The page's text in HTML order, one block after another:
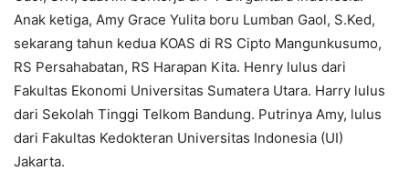
Anak ketiga, Amy Grace Yulita boru Lumban Gaol, S.Ked,
sekarang tahun kedua KOAS di RS Cipto Mangunkusumo,
RS Persahabatan, RS Harapan Kita. Henry lulus dari
Fakultas Ekonomi Universitas Sumatera Utara. Harry lulus
dari Sekolah Tinggi Telkom Bandung. Putrinya Amy, lulus
dari Fakultas Kedokteran Universitas Indonesia (UI)
Jakarta.